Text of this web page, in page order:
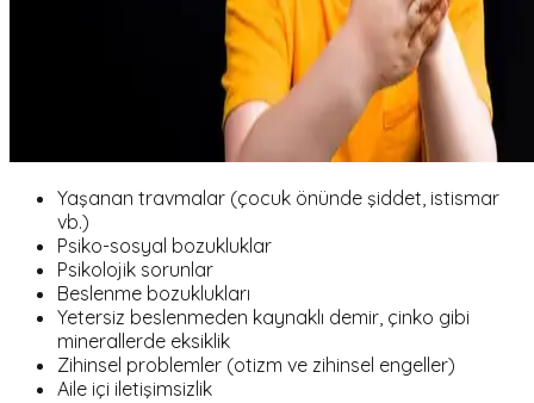
Yaşanan travmalar (çocuk önünde şiddet, istismar
vb.)
Psiko-sosyal bozukluklar
Psikolojik sorunlar
Beslenme bozuklukları
Yetersiz beslenmeden kaynaklı demir, çinko gibi
minerallerde eksiklik
Zihinsel problemler (otizm ve zihinsel engeller)
Aile içi iletişimsizlik